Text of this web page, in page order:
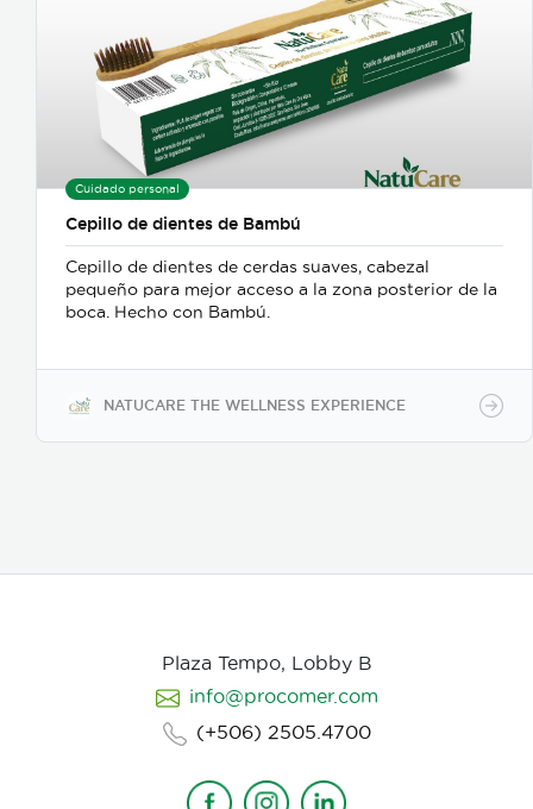
Cuidado personal
Cepillo de dientes de Bambú
Cepillo de dientes de cerdas suaves, cabezal
pequeño para mejor acceso a la zona posterior de la
boca. Hecho con Bambú.
NATUCARE THE WELLNESS EXPERIENCE
Plaza Tempo, Lobby B
info@procomer.com
(+506) 2505.4700